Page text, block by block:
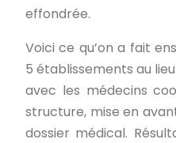
effondrée.
Voici ce qu’on a fait
5 établissements au
avec les médecins
structure, mise en
dossier médical.